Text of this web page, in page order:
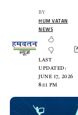
LAST
UPDATED:
JUNE 17, 2026
8:11 PM
BY
HUM VATAN
NEWS